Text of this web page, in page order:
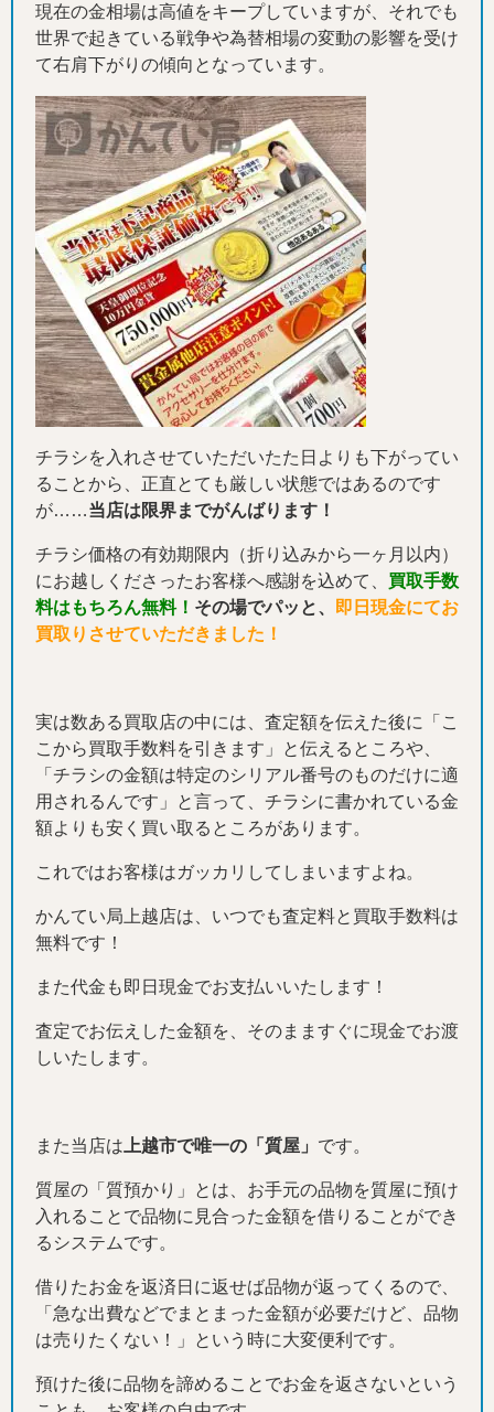
現在の金相場は高値をキープしていますが、それでも
世界で起きている戦争や為替相場の変動の影響を受け
て右肩下がりの傾向となっています。
チラシを入れさせていただいたた日よりも下がってい
ることから、正直とても厳しい状態ではあるのです
が……当店は限界までがんばります！
チラシ価格の有効期限内（折り込みから一ヶ月以内）
にお越しくださったお客様へ感謝を込めて、 買取手数
料はもちろん無料！ その場でパッと、
即日現金にてお
買取りさせていただきました！
実は数ある買取店の中には、査定額を伝えた後に「こ
こから買取手数料を引きます」と伝えるところや、
「チラシの金額は特定のシリアル番号のものだけに適
用されるんです」と言って、チラシに書かれている金
額よりも安く買い取るところがあります。
これではお客様はガッカリしてしまいますよね。
かんてい局上越店は、いつでも査定料と買取手数料は
無料です！
また代金も即日現金でお支払いいたします！
査定でお伝えした金額を、そのまますぐに現金でお渡
しいたします。
また当店は 上越市で唯一の「質屋」 です。
質屋の「質預かり」とは、お手元の品物を質屋に預け
入れることで品物に見合った金額を借りることができ
るシステムです。
借りたお金を返済日に返せば品物が返ってくるので、
「急な出費などでまとまった金額が必要だけど、品物
は売りたくない！」という時に大変便利です。
預けた後に品物を諦めることでお金を返さないという